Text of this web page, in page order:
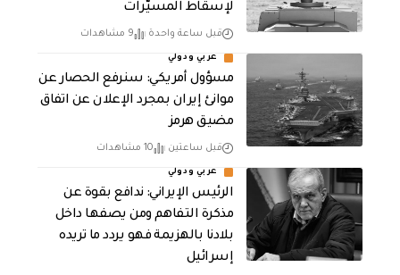
لإسقاط المسيّرات
قبل ساعة واحدة 9 مشاهدات
عربي ودولي
مسؤول أمريكي: سنرفع الحصار عن
موانئ إيران بمجرد الإعلان عن اتفاق
مضيق هرمز
قبل ساعتين 10 مشاهدات
عربي ودولي
الرئيس الإيراني: ندافع بقوة عن
مذكرة التفاهم ومن يصفها داخل
بلادنا بالهزيمة فهو يردد ما تريده
إسرائيل